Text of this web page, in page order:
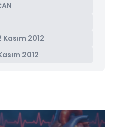
Kasım 2012
2012